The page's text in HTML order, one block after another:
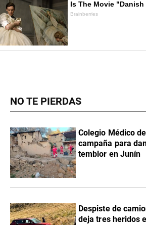
NO TE PIERDAS
Colegio Médico
campaña para
temblor en Junín
Despiste de
deja tres heridos